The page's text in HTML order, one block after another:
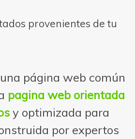
provenientes de tu
página web común
pagina web orientada
y optimizada para
por expertos